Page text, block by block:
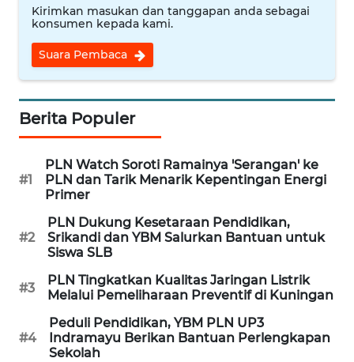
Kirimkan masukan dan tanggapan anda sebagai
konsumen kepada kami.
Suara Pembaca
Berita Populer
#1
PLN Watch Soroti Ramainya 'Serangan' ke
PLN dan Tarik Menarik Kepentingan Energi
Primer
#2
PLN Dukung Kesetaraan Pendidikan,
Srikandi dan YBM Salurkan Bantuan untuk
Siswa SLB
#3
PLN Tingkatkan Kualitas Jaringan Listrik
Melalui Pemeliharaan Preventif di Kuningan
#4
Peduli Pendidikan, YBM PLN UP3
Indramayu Berikan Bantuan Perlengkapan
Sekolah
WN
RIAU
WN
WN
SULTENG